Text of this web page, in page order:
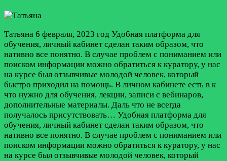
Татьяна 6 февраля, 2023 год Удобная платформа для
обучения, личный кабинет сделан таким образом, что
нативно все понятно. В случае проблем с пониманием или
поиском информации можно обратиться к куратору, у нас
на курсе был отзывчивые молодой человек, который
быстро приходил на помощь. В личном кабинете есть в к
что нужно для обучения, лекции, записи с вебинаров,
дополнительные материалы. Даль что не всегда
получалось присутствовать… Удобная платформа для
обучения, личный кабинет сделан таким образом, что
нативно все понятно. В случае проблем с пониманием или
поиском информации можно обратиться к куратору, у нас
на курсе был отзывчивые молодой человек, который